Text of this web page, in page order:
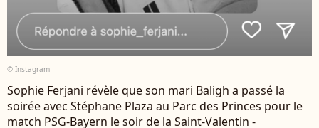
© Instagram
Sophie Ferjani révèle que son mari Baligh a passé la
soirée avec Stéphane Plaza au Parc des Princes pour le
match PSG-Bayern le soir de la Saint-Valentin -